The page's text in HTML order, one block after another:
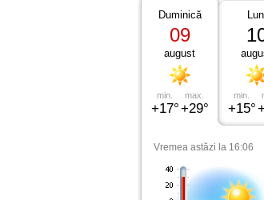
Duminică
09
august
min.
+17°
max.
+29°
min.
+15°
Vremea astăzi la 16:06